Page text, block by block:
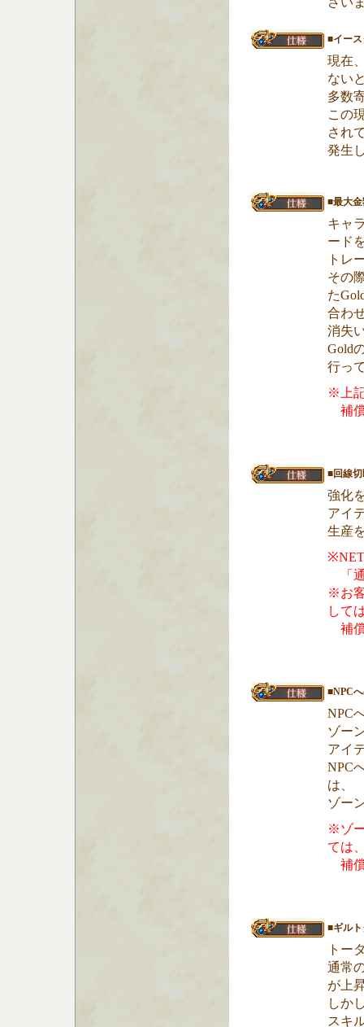
■イー
現在
ない
多数
この
され
発生
■最大
キャ
ード
トレ
その
た
合わ
消失
Gold
行っ
※上
補
■回線
強化
アイ
生産
「
※お
して
補
■NPC
NPC
ゾー
アイ
NPC
は、
ゾー
※ゾ
ては
補
■ギル
トー
通常
が上
しか
スキ